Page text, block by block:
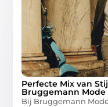
Perfecte Mix van
Bruggemann
Bij Bruggemann